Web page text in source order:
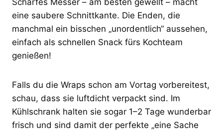
eine saubere Schnittkante. Die Enden, die
manchmal ein bisschen „unordentlich“ aussehen,
einfach als schnellen Snack fürs Kochteam
genießen!
Falls du die Wraps schon am Vortag vorbereitest,
schau, dass sie luftdicht verpackt sind. Im
Kühlschrank halten sie sogar 1–2 Tage wunderbar
frisch und sind damit der perfekte „eine Sache